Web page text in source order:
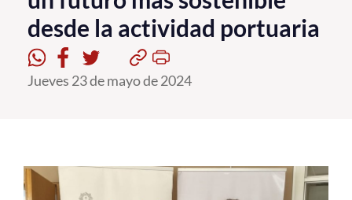
Vinculación con el Medio
Admisión
Formación Continua
desde la actividad portuaria
Jueves 23 de mayo de 2024